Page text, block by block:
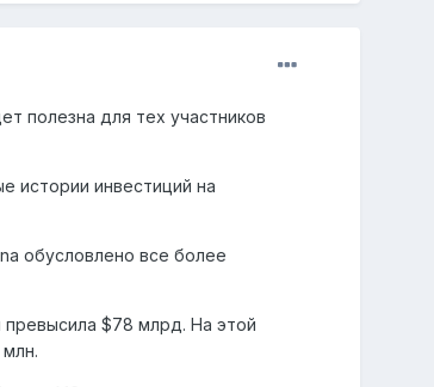
полезна для тех участников
истории инвестиций на
обусловлено все более
превысила $78 млрд. На этой